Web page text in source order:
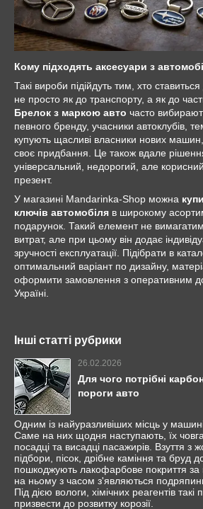
Кому підходять аксесуари з
Такі вироби підійдуть тим, хто
не просто як до транспорту, а як до
Брелок з маркою авто часто
певного бренду, учасники автоклубів,
купують щасливі власники нових
своє придбання. Це також вдале
універсальний, недорогий, але
презент.
У магазині Mandarinka-Shop можна
ключів автомобіля в широкому
подарунок. Такий елемент не
витрат, але при цьому він додає
зручності експлуатації. Підібрати в
оптимальний варіант по дизайну,
оформити замовлення з оперативним
Україні.
Інші статті рубрики
26.02.2026
Для чого потрібні
пороги авто
Одним із найуразливіших місць у
Саме на них щодня наступають, їх
посадці та висадці пасажирів. Взуття з
підбори, пісок, дрібне каміння та бруд
пошкоджують лакофарбове покриття за
на ньому з часом з'являються
Під дією вологи, хімічних реагентів
призвести до розвитку корозії.